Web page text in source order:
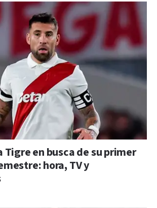
Tigre en busca de su primer
hora, TV y